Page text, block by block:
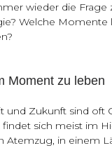
wieder die Frage
Welche Momente
Moment zu leben
und Zukunft sind oft
findet sich meist im
Atemzug, in einem